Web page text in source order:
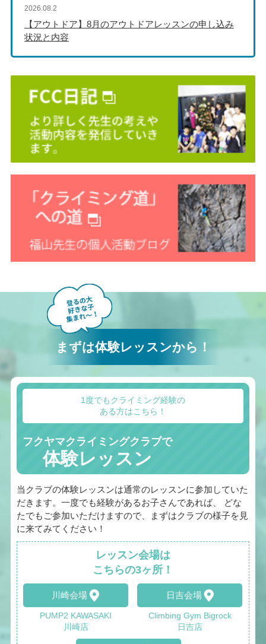
【アウトドア】8月のアウトドアレッスンの申し込み
状況と内容
2026.08.2
まずは体験レッスンから！
1度でもクライミング経験の
ある方はこちら！
フクヤマクライミングクラブで
体験レッスン
当クラブの体験レッスンは通常のレッスンに参加していた
だきます。一度でも経験があるお子さんであれば、 どな
たでもご参加いただけますので、まずはクラブの様子を見
に来てみてください！
レッスン会場は
こちらの3ヶ所！
川崎会場
PUMP2 KAWASAKI
川崎店
日吉会場
Climbing Gym Bigrock
日吉店